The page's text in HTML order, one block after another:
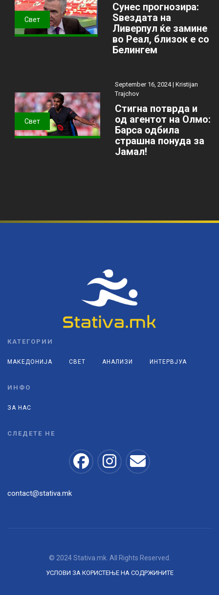
Свет
Сунес прогнозира:
Ѕвездата на
Ливерпул ќе замине
во Реал, близок е со
Белингем
Свет
September 16, 2024 | Kristijan
Trajchov
Стигна потврда и
од агентот на Олмо:
Барса одбила
страшна понуда за
Јамал!
КАТЕГОРИИ
МАКЕДОНИЈА СВЕТ АНАЛИЗИ ИНТЕРВЈУА
ИНФО
ЗА НАС
СЛЕДЕТЕ НЕ
contact@stativa.mk
© 2024 Stativa.mk. All Rights Reserved.
УСЛОВИ ЗА КОРИСТЕЊЕ НА СОДРЖИНИТЕ